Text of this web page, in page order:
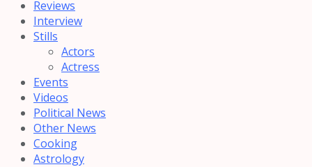
Reviews
Interview
Stills
Actors
Actress
Events
Videos
Political News
Other News
Cooking
Astrology